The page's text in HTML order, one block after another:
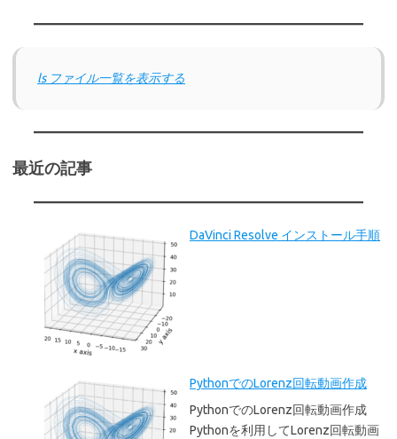
ls ファイル一覧を表示する
最近の記事
DaVinci Resolve インストール手順
PythonでのLorenz回転動画作成
PythonでのLorenz回転動画作成
Pythonを利用してLorenz回転動画